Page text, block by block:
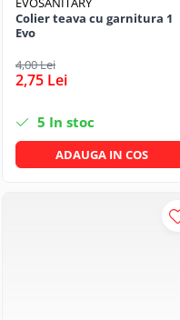
Colier teava cu garnitura 1
Evo
4,00 Lei
2,75 Lei
5 In stoc
ADAUGA IN COS